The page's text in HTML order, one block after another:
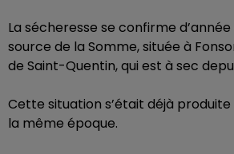
La sécheresse se confirme
source de la Somme, située à
de Saint-Quentin, qui est à sec
Cette situation s’était déjà produite
la même époque.